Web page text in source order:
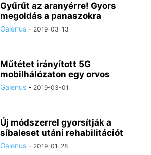
Gyűrűt az aranyérre! Gyors
megoldás a panaszokra
Galenus - 2019-03-13
Műtétet irányított 5G
mobilhálózaton egy orvos
Galenus - 2019-03-01
Új módszerrel gyorsítják a
síbaleset utáni rehabilitációt
Galenus - 2019-01-28